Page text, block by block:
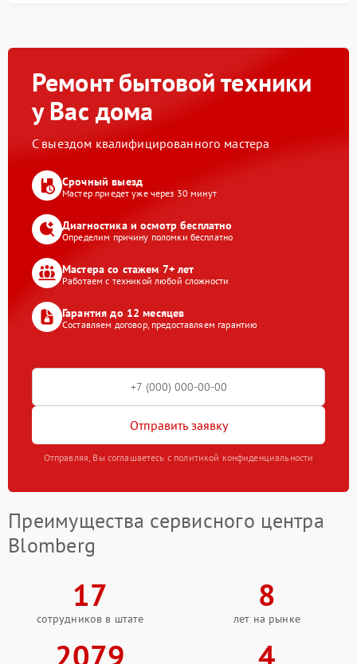
Ремонт бытовой техники
у Вас дома
С выездом квалифицированного мастера
Срочный выезд
Мастер приедет уже через 30 минут
Диагностика и осмотр бесплатно
Определим причину поломки бесплатно
Мастера со стажем 7+ лет
Работаем с техникой любой сложности
Гарантия до 12 месяцев
Составляем договор, предоставляем гарантию
Отправить заявку
Отправляя, Вы соглашаетесь с политикой конфиденциальности
Преимущества сервисного центра
Blomberg
17
сотрудников в штате
8
лет на рынке
2079 4